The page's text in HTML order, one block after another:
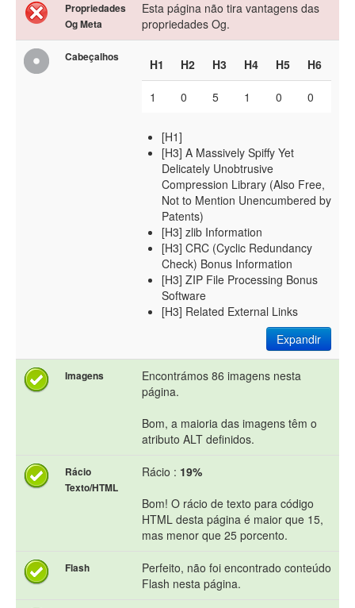
Propriedades
Og Meta
Esta página não tira vantagens das
propriedades Og.
Cabeçalhos H1 H2 H3 H4 H5 H6
1 0 5 1 0 0
[H1]
[H3] A Massively Spiffy Yet
Delicately Unobtrusive
Compression Library (Also Free,
Not to Mention Unencumbered by
Patents)
[H3] zlib Information
[H3] CRC (Cyclic Redundancy
Check) Bonus Information
[H3] ZIP File Processing Bonus
Software
[H3] Related External Links
Expandir
Imagens
Encontrámos 86 imagens nesta
página.
Bom, a maioria das imagens têm o
atributo ALT definidos.
Rácio
Texto/HTML
Rácio : 19%
Bom! O rácio de texto para código
HTML desta página é maior que 15,
mas menor que 25 porcento.
Flash
Perfeito, não foi encontrado conteúdo
Flash nesta página.